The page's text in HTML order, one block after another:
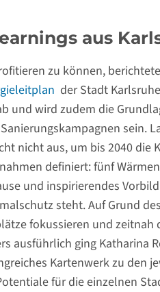
aus
zu können,
der Stadt
und wird zudem die
sein.
nicht aus, um bis 2040
definiert: fünf
und inspirierendes
steht. Auf Grund
fokussieren und zeitnah
ausführlich ging Katharina
Kartenwerk zu den
für die einzelnen